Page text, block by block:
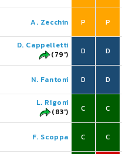
A. Zecchin P
D. Cappelletti
(79')
D
N. Fantoni D
L. Rigoni
(83')
C
F. Scoppa C
P
D
D
C
C